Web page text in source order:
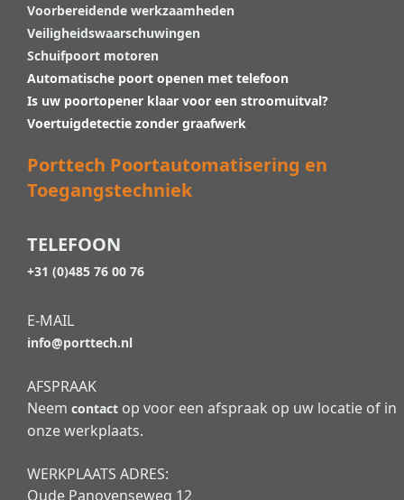
Voorbereidende werkzaamheden
Veiligheidswaarschuwingen
Schuifpoort motoren
Automatische poort openen met telefoon
Is uw poortopener klaar voor een stroomuitval?
Voertuigdetectie zonder graafwerk
Porttech Poortautomatisering en
Toegangstechniek
TELEFOON
+31 (0)485 76 00 76
E-MAIL
info@porttech.nl
AFSPRAAK
Neem contact op voor een afspraak op uw locatie of in
onze werkplaats.
WERKPLAATS ADRES:
Oude Panovenseweg 12